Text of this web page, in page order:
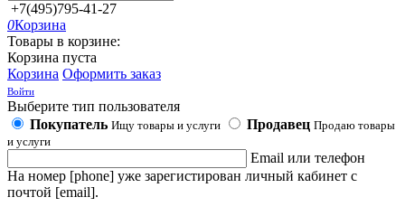
+7(495)795-41-27
0Корзина
Товары в корзине:
Корзина пуста
Корзина Оформить заказ
Войти
Выберите тип пользователя
Покупатель Ищу товары и услуги Продавец Продаю товары
и услуги
Email или телефон
На номер [phone] уже зарегистирован личный кабинет с
почтой [email].